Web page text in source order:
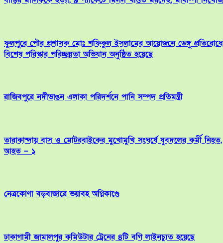
ফুলপুরে পৌর প্রশাসক মোঃ শফিকুল ইসলামের আয়োজনে ডেঙ্গু প্রতিরোধে
বিশেষ পরিস্কার পরিচ্ছন্নতা অভিযান অনুষ্ঠিত হয়েছে
রাজিবপুরে নদীভাঙন এলাকা পরিদর্শনে পানি সম্পদ প্রতিমন্ত্রী
তারাকান্দায় বাস ও মোটরবাইকের মুখোমুখি সংঘর্ষে যুবদলের কর্মী নিহত,
আহত – ১
নেত্রকোণা বড়বাজারে ভয়াবহ অগ্নিকাণ্ডে
ঢাকাগামী জামালপুর কমিউটার ট্রেনের ৪টি বগি লাইনচ্যুত হয়েছে